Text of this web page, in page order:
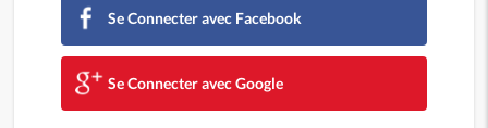
Se Connecter avec Facebook
Se Connecter avec Google